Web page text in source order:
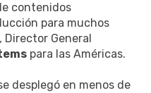
contenidos
para muchos
, Director General
para las Américas.
desplegó en menos de